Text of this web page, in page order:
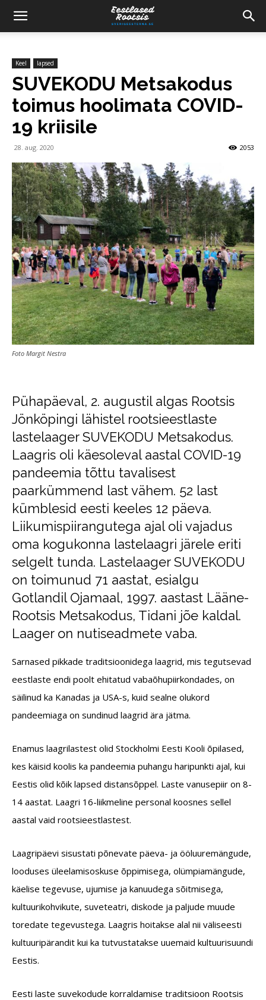
Keel lapsed
SUVEKODU Metsakodus
toimus hoolimata COVID-
19 kriisile
28. aug. 2020 2053
Foto Margit Nestra
Pühapäeval, 2. augustil algas Rootsis
Jönköpingi lähistel rootsieestlaste
lastelaager SUVEKODU Metsakodus.
Laagris oli käesoleval aastal COVID-19
pandeemia tõttu tavalisest
paarkümmend last vähem. 52 last
kümblesid eesti keeles 12 päeva.
Liikumispiirangutega ajal oli vajadus
oma kogukonna lastelaagri järele eriti
selgelt tunda. Lastelaager SUVEKODU
on toimunud 71 aastat, esialgu
Gotlandil Ojamaal, 1997. aastast Lääne-
Rootsis Metsakodus, Tidani jõe kaldal.
Laager on nutiseadmete vaba.
Sarnased pikkade traditsioonidega laagrid, mis tegutsevad
eestlaste endi poolt ehitatud vabaõhupiirkondades, on
säilinud ka Kanadas ja USA-s, kuid sealne olukord
pandeemiaga on sundinud laagrid ära jätma.
Enamus laagrilastest olid Stockholmi Eesti Kooli õpilased,
kes käisid koolis ka pandeemia puhangu haripunkti ajal, kui
Eestis olid kõik lapsed distansõppel. Laste vanusepiir on 8-
14 aastat. Laagri 16-liikmeline personal koosnes sellel
aastal vaid rootsieestlastest.
Laagripäevi sisustati põnevate päeva- ja ööluuremängude,
looduses üleelamisoskuse õppimisega, olümpiamängude,
käelise tegevuse, ujumise ja kanuudega sõitmisega,
kultuurikohvikute, suveteatri, diskode ja paljude muude
toredate tegevustega. Laagris hoitakse alal nii väliseesti
kultuuripärandit kui ka tutvustatakse uuemaid kultuurisuundi
Eestis.
Eesti laste suvekodude korraldamise traditsioon Rootsis